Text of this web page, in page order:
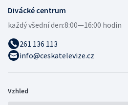
Divácké centrum
každý všední den:8:00—16:00 hodin
261 136 113
info@ceskatelevize.cz
Vzhled